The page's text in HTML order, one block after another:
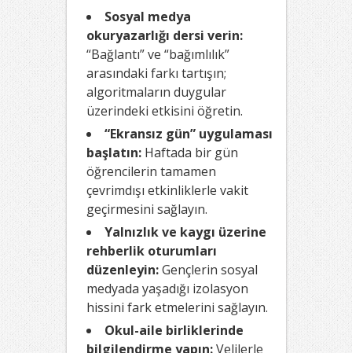
Sosyal medya
okuryazarlığı dersi verin:
“Bağlantı” ve “bağımlılık”
arasındaki farkı tartışın;
algoritmaların duygular
üzerindeki etkisini öğretin.
“Ekransız gün” uygulaması
başlatın:Haftada bir gün
öğrencilerin tamamen
çevrimdışı etkinliklerle vakit
geçirmesini sağlayın.
Yalnızlık ve kaygı üzerine
rehberlik oturumları
düzenleyin:Gençlerin sosyal
medyada yaşadığı izolasyon
hissini fark etmelerini sağlayın.
Okul-aile birliklerinde
bilgilendirme yapın:Velilerle